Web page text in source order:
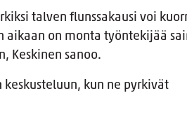
talven flunssakausi voi
aikaan on monta työntekijää
Keskinen sanoo.
kun ne pyrkivät